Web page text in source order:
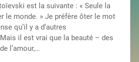
est la suivante : « Seule la
le monde. » Je préfère ôter le mot
qu’il y a d’autres
il est vrai que la beauté – des
l’amour,…